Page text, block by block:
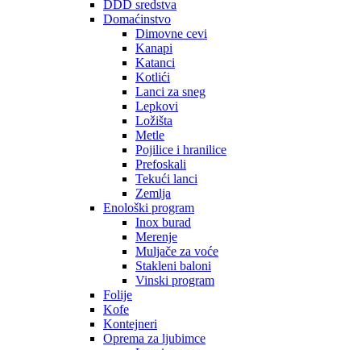
DDD sredstva
Domaćinstvo
Dimovne cevi
Kanapi
Katanci
Kotlići
Lanci za sneg
Lepkovi
Ložišta
Metle
Pojilice i hranilice
Prefoskali
Tekući lanci
Zemlja
Enološki program
Inox burad
Merenje
Muljače za voće
Stakleni baloni
Vinski program
Folije
Kofe
Kontejneri
Oprema za ljubimce